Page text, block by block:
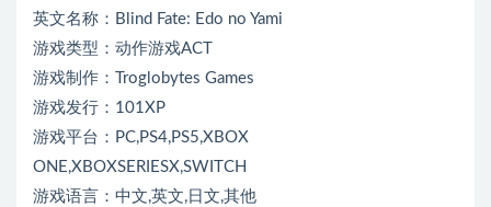
英文名称：Blind Fate: Edo no Yami
游戏类型：动作游戏ACT
游戏制作：Troglobytes Games
游戏发行：101XP
游戏平台：PC,PS4,PS5,XBOX
ONE,XBOXSERIESX,SWITCH
游戏语言：中文,英文,日文,其他